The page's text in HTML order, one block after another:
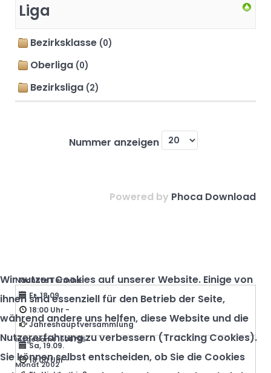
Liga
Bezirksklasse (0)
Oberliga (0)
Bezirksliga (2)
Nummer anzeigen
Powered by Phoca Download
Nächste Termine
Fr, 18.09.
18:00 Uhr -
Jahreshauptversammlung
Sa, 19.09.
18:00 Uhr-
Monat2002
Insgesamt1508795
Wir nutzen Cookies auf unserer Website. Einige von
ihnen sind essenziell für den Betrieb der Seite,
während andere uns helfen, diese Website und die
Nutzererfahrung zu verbessern (Tracking Cookies).
Sie können selbst entscheiden, ob Sie die Cookies